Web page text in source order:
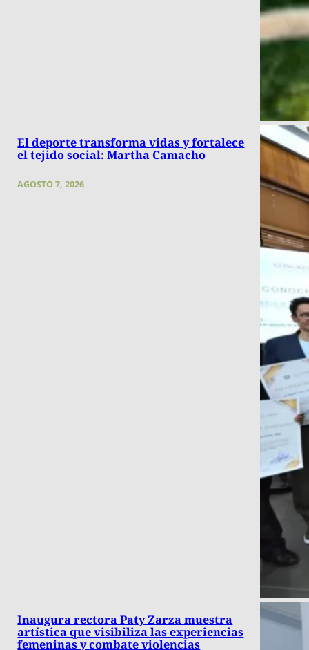
El deporte transforma vidas y fortalece
el tejido social: Martha Camacho
AGOSTO 7, 2026
Inaugura rectora Paty Zarza muestra
artística que visibiliza las experiencias
femeninas y combate violencias